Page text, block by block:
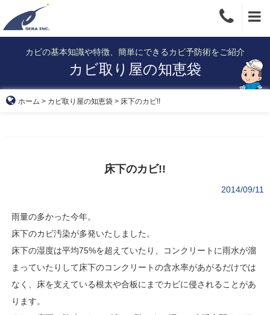
content
カビの基本知識や特徴、簡単にできるカビ予防術をご紹介
カビ取り屋の知恵袋
ホーム > カビ取り屋の知恵袋 > 床下のカビ!!
床下のカビ!!
2014/09/11
雨量の多かった今年。
床下のカビ汚染が多発いたしました。
床下の湿度は平均75%を超えていたり、コンクリートに雨水が溜
まっていたりして床下のコンクリートの含水率があがるだけでは
なく、床を支えている根太や合板にまでカビに侵されることがあ
ります。